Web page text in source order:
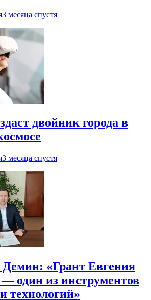
3 месяца спустя
двойник города в
3 месяца спустя
Демин: «Грант Евгения
один из инструментов
технологий»